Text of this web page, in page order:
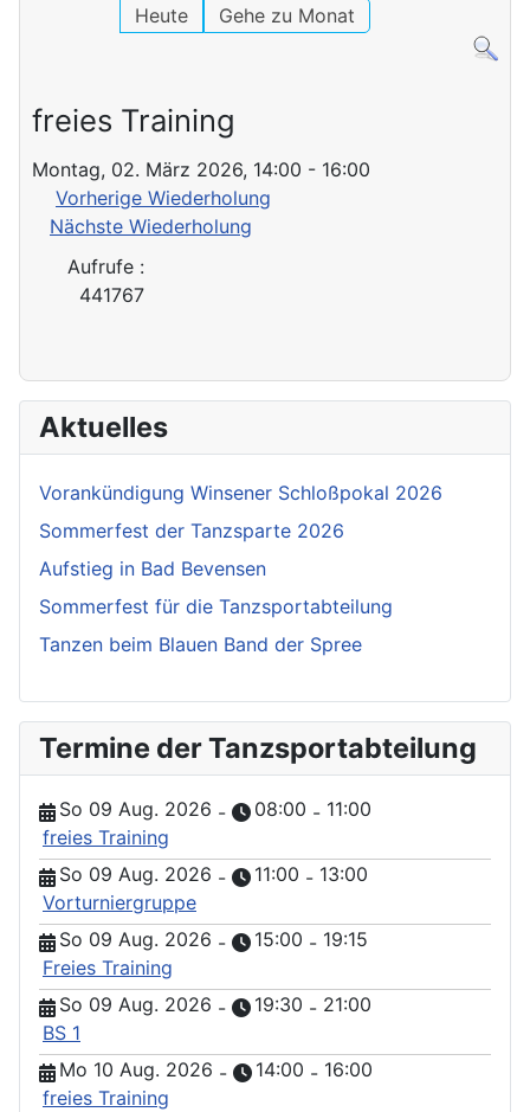
Heute
Gehe zu Monat
freies Training
Montag, 02. März 2026, 14:00 - 16:00
Vorherige Wiederholung
Nächste Wiederholung
Aufrufe:
441767
Aktuelles
Vorankündigung Winsener Schloßpokal 2026
Sommerfest der Tanzsparte 2026
Aufstieg in Bad Bevensen
Sommerfest für die Tanzsportabteilung
Tanzen beim Blauen Band der Spree
Termine der Tanzsportabteilung
So 09 Aug. 2026 - 08:00 - 11:00
freies Training
So 09 Aug. 2026 - 11:00 - 13:00
Vorturniergruppe
So 09 Aug. 2026 - 15:00 - 19:15
Freies Training
So 09 Aug. 2026 - 19:30 - 21:00
BS 1
Mo 10 Aug. 2026 - 14:00 - 16:00
freies Training